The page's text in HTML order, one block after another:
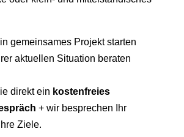
gemeinsames Projekt starten
aktuellen Situation beraten
direkt ein kostenfreies
+ wir besprechen Ihr
Ziele.